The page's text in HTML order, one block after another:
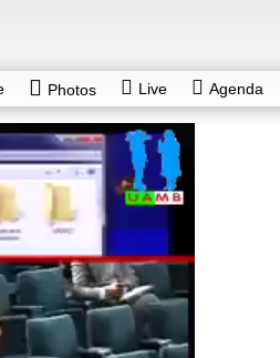
Photos Live Agenda